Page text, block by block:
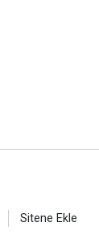
Sitene Ekle